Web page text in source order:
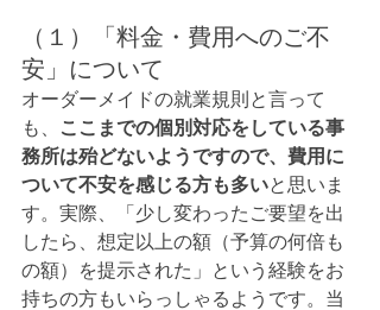
（１）「料金・費用へのご不
安」について
オーダーメイドの就業規則と言って
も、
ここまでの個別対応をしている事
務所は殆どないようですので、費用に
ついて不安を感じる方も多いと思いま
す。実際、「少し変わったご要望を出
したら、想定以上の額（予算の何倍も
の額）を提示された」という経験をお
持ちの方もいらっしゃるようです。当